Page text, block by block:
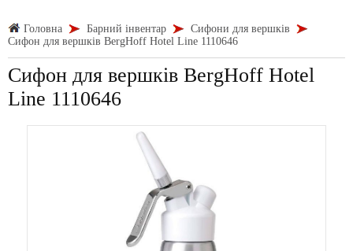
Головна Барний інвентар
Сифони для вершків
Сифон для вершків BergHoff Hotel Line 1110646
Сифон для вершків BergHoff Hotel
Line 1110646